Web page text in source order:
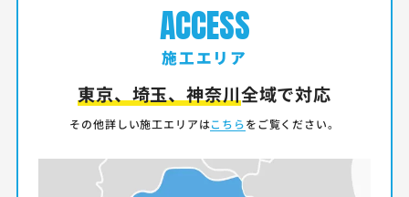
ACCESS
施工エリア
東京、埼玉、神奈川全域で対応
その他詳しい施工エリアはこちらをご覧ください。